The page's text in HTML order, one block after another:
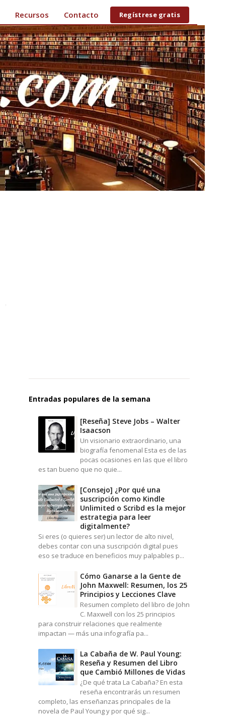
Recursos Contacto Regístrese gratis
Entradas populares de la semana
[Reseña] Steve Jobs – Walter
Isaacson
Un visionario extraordinario, una
biografía fenomenal Esta es de las
pocas ocasiones en las que el libro
es tan bueno que no quie...
[Consejo] ¿Por qué una
suscripción como Kindle
Unlimited o Scribd es la mejor
estrategia para leer
digitalmente?
Si eres (o quieres ser) un lector de alto nivel,
debes contar con una suscripción digital pues
eso se traduce en beneficios muy palpables p...
Cómo Ganarse a la Gente de
John Maxwell: Resumen, los 25
Principios y Lecciones Clave
Resumen completo del libro de John
C. Maxwell con los 25 principios
para construir relaciones que realmente
impactan — más una infografía pa...
La Cabaña de W. Paul Young:
Reseña y Resumen del Libro
que Cambió Millones de Vidas
¿De qué trata La Cabaña? En esta
reseña encontrarás un resumen
completo, las enseñanzas principales de la
novela de Paul Young y por qué sig...